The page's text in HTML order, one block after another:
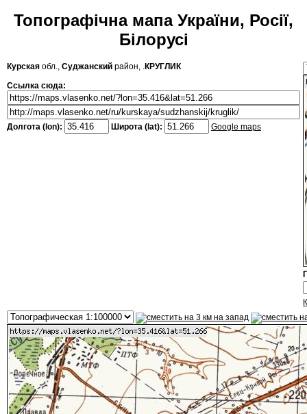
Топографічна мапа України, Росії,
Білорусі
Курская обл., Суджанский район, .КРУГЛИК
Ссылка сюда:
Долгота (lon): Широта (lat): Google maps